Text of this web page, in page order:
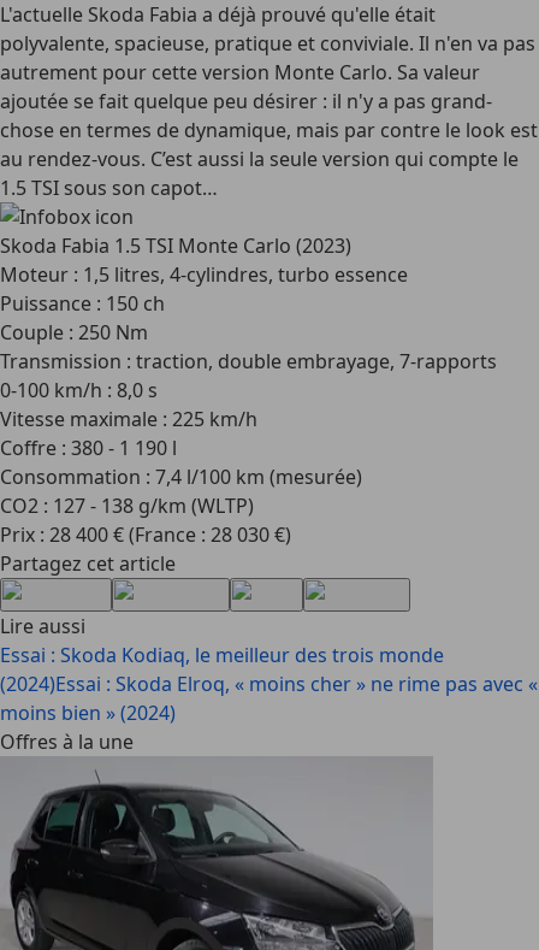
L'actuelle Skoda Fabia a déjà prouvé qu'elle était
polyvalente, spacieuse, pratique et conviviale. Il n'en va pas
autrement pour cette version Monte Carlo. Sa valeur
ajoutée se fait quelque peu désirer : il n'y a pas grand-
chose en termes de dynamique, mais par contre le look est
au rendez-vous. C’est aussi la seule version qui compte le
1.5 TSI sous son capot…
Skoda Fabia 1.5 TSI Monte Carlo (2023)
Moteur : 1,5 litres, 4-cylindres, turbo essence
Puissance : 150 ch
Couple : 250 Nm
Transmission : traction, double embrayage, 7-rapports
0-100 km/h : 8,0 s
Vitesse maximale : 225 km/h
Coffre : 380 - 1 190 l
Consommation : 7,4 l/100 km (mesurée)
CO2 : 127 - 138 g/km (WLTP)
Prix : 28 400 € (France : 28 030 €)
Partagez cet article
Lire aussi
Essai : Skoda Kodiaq, le meilleur des trois monde
(2024)Essai : Skoda Elroq, « moins cher » ne rime pas avec «
moins bien » (2024)
Offres à la une